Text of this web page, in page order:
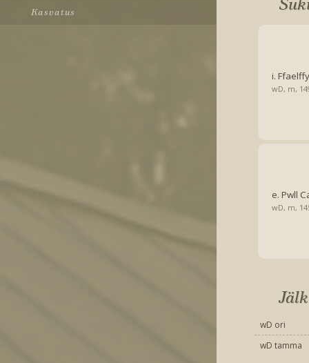
Kasvatus
i.
wD, m,
e. Pwll
wD, m,
wD ori
wD tamma